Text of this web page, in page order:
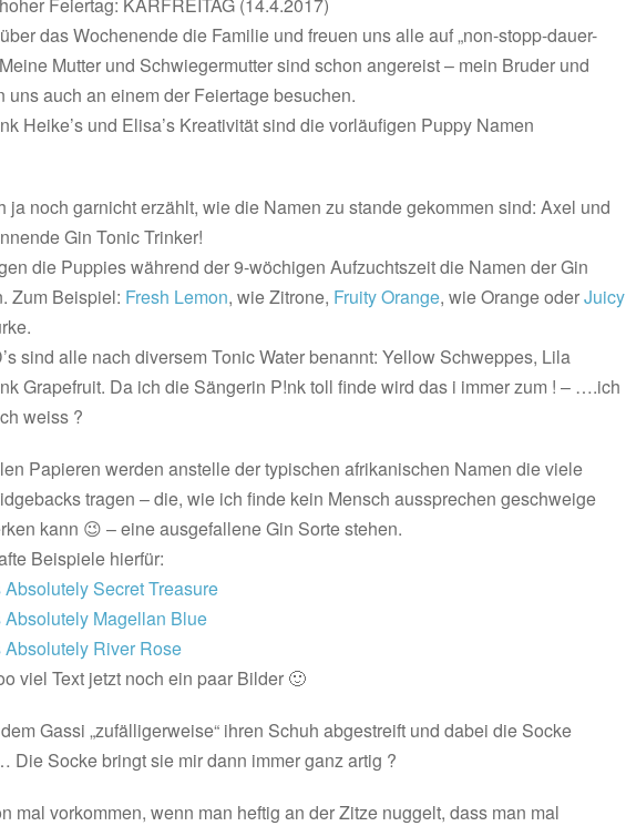
das Wochenende die Familie und freuen uns alle auf „non-stopp-dauer-
Mutter und Schwiegermutter sind schon angereist – mein Bruder und
uns auch an einem der Feiertage besuchen.
Heike’s und Elisa’s Kreativität sind die vorläufigen Puppy Namen
ja noch garnicht erzählt, wie die Namen zu stande gekommen sind: Axel und
Gin Tonic Trinker!
die Puppies während der 9-wöchigen Aufzuchtszeit die Namen der Gin
Zum Beispiel: Fresh Lemon, wie Zitrone, Fruity Orange, wie Orange oderJuicy
sind alle nach diversem Tonic Water benannt: Yellow Schweppes, Lila
Grapefruit. Da ich die Sängerin P!nk toll finde wird das i immer zum ! – ….ich
weiss ?
Papieren werden anstelle der typischen afrikanischen Namen die viele
tragen – die, wie ich finde kein Mensch aussprechen geschweige
kann 😉 – eine ausgefallene Gin Sorte stehen.
Beispiele hierfür:
Absolutely Secret Treasure
Absolutely Magellan Blue
Absolutely River Rose
viel Text jetzt noch ein paar Bilder 🙂
Gassi „zufälligerweise“ ihren Schuh abgestreift und dabei die Socke
Die Socke bringt sie mir dann immer ganz artig ?
mal vorkommen, wenn man heftig an der Zitze nuggelt, dass man mal